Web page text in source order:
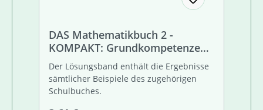
DAS Mathematikbuch 2 -
KOMPAKT: Grundkompetenzen-
Training - Lösungen
Der Lösungsband enthält die Ergebnisse
sämtlicher Beispiele des zugehörigen
Schulbuches.